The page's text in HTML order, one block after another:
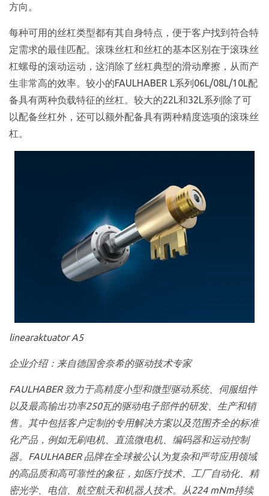
方向。
每种可用的丝杠类型都有其自身特点，便于客户找到符合特
定需求的最佳匹配。滚珠丝杠和丝杠的基本区别在于滚珠丝
杠螺母的滚动运动，这消除了丝杠典型的滑动摩擦，从而产
生非常高的效率。较小的FAULHABER L系列06L/08L/10L配
备具有两种负载特征的丝杠。较大的22L和32L系列除了可
以配备丝杠外，还可以额外配备具有两种精度选项的滚珠丝
杠。
linearaktuator A5
企业介绍：来自德国舍奈希的驱动技术专家
FAULHABER 致力于高精度小型和微型驱动系统、伺服组件
以及最高输出功率250瓦的驱动电子部件的研发、生产和销
售。其中包括客户定制的专用解决方案以及范围齐全的标准
化产品，例如无刷电机、直流微电机、编码器和运动控制
器。FAULHABER 品牌在全球被公认为复杂和严苛应用领域
的高品质和高可靠性的象征，如医疗技术、工厂自动化、精
密光学、电信、航空航天和机器人技术。从224 mNm持续